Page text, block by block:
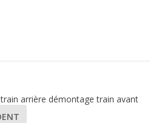
arrière démontage train avant